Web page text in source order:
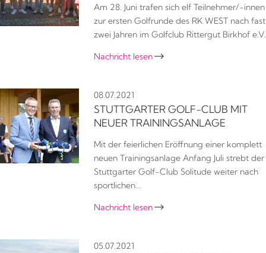
Am 28. Juni trafen sich elf Teilnehmer/-innen
zur ersten Golfrunde des RK WEST nach fast
zwei Jahren im Golfclub Rittergut Birkhof e.V.
Nachricht lesen 
08.07.2021
STUTTGARTER GOLF-CLUB MIT
NEUER TRAININGSANLAGE
Mit der feierlichen Eröffnung einer komplett
neuen Trainingsanlage Anfang Juli strebt der
Stuttgarter Golf-Club Solitude weiter nach
sportlichen…
Nachricht lesen 
05.07.2021